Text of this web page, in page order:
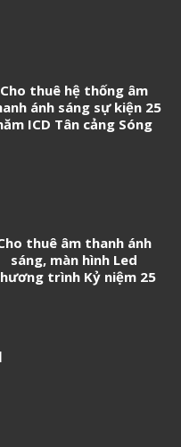
Cho thuê hệ thống âm
ánh sáng sự kiện 25
ICD Tân cảng Sóng
thuê âm thanh ánh
sáng, màn hình Led
trình Kỷ niệm 25